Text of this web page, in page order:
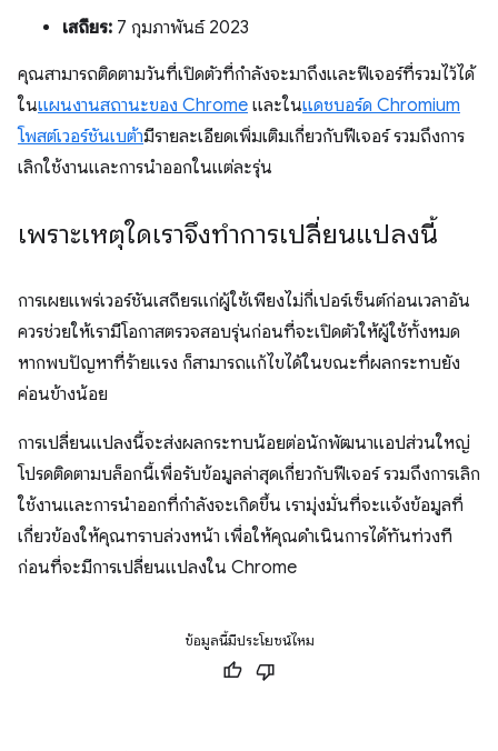
เสถียร: 7 กุมภาพันธ์ 2023
คุณสามารถติดตามวันที่เปิดตัวที่กำลังจะมาถึงและฟีเจอร์ที่รวมไว้ได้
ในแผนงานสถานะของ Chrome และในแดชบอร์ด Chromium
โพสต์เวอร์ชันเบต้ามีรายละเอียดเพิ่มเติมเกี่ยวกับฟีเจอร์ รวมถึงการ
เลิกใช้งานและการนำออกในแต่ละรุ่น
เพราะเหตุใดเราจึงทำการเปลี่ยนแปลงนี้
การเผยแพร่เวอร์ชันเสถียรแก่ผู้ใช้เพียงไม่กี่เปอร์เซ็นต์ก่อนเวลาอัน
ควรช่วยให้เรามีโอกาสตรวจสอบรุ่นก่อนที่จะเปิดตัวให้ผู้ใช้ทั้งหมด
หากพบปัญหาที่ร้ายแรง ก็สามารถแก้ไขได้ในขณะที่ผลกระทบยัง
ค่อนข้างน้อย
การเปลี่ยนแปลงนี้จะส่งผลกระทบน้อยต่อนักพัฒนาแอปส่วนใหญ่
โปรดติดตามบล็อกนี้เพื่อรับข้อมูลล่าสุดเกี่ยวกับฟีเจอร์ รวมถึงการเลิก
ใช้งานและการนำออกที่กำลังจะเกิดขึ้น เรามุ่งมั่นที่จะแจ้งข้อมูลที่
เกี่ยวข้องให้คุณทราบล่วงหน้า เพื่อให้คุณดำเนินการได้ทันท่วงที
ก่อนที่จะมีการเปลี่ยนแปลงใน Chrome
ข้อมูลนี้มีประโยชน์ไหม